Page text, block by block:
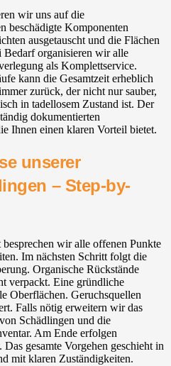
wir uns auf die
beschädigte Komponenten
ausgetauscht und die Flächen
Bedarf organisieren wir alle
als Komplettservice.
kann die Gesamtzeit erheblich
zurück, der nicht nur sauber,
in tadellosem Zustand ist. Der
dokumentierten
Ihnen einen klaren Vorteil bietet.
unserer
– Step-by-
wir alle offenen Punkte
Im nächsten Schritt folgt die
Organische Rückstände
verpackt. Eine gründliche
Oberflächen. Geruchsquellen
Falls nötig erweitern wir das
Schädlingen und die
Am Ende erfolgen
gesamte Vorgehen geschieht in
mit klaren Zuständigkeiten.